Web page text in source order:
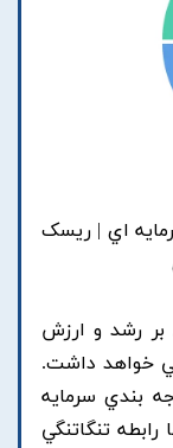
اي | ريسک
بر رشد و ارزش
خواهد داشت.
بندي سرمايه
تنگاتنگي